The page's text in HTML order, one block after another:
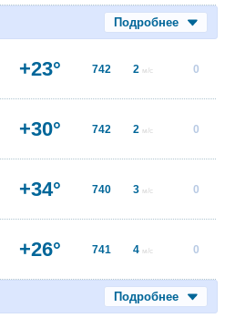
Подробнее
+23° 742 2 м/с 0
+30° 742 2 м/с 0
+34° 740 3 м/с 0
+26° 741 4 м/с 0
Подробнее